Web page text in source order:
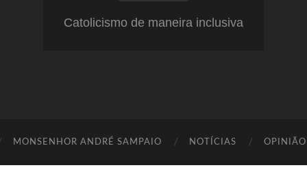
Catolicismo de maneira inclusiva
MONSENHOR ANDRÉ SAMPAIO NOTÍCIAS OPINIÃO